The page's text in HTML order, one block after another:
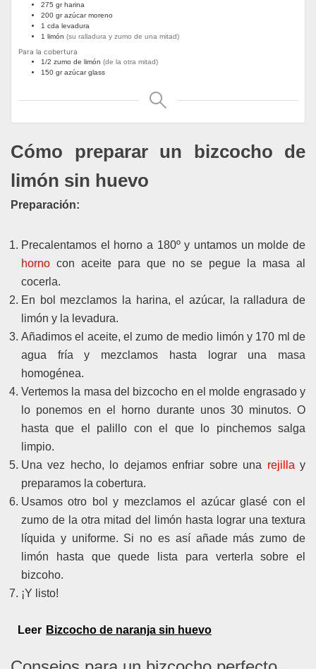
275 gr harina
200 gr azúcar moreno
1 cda levadura
1 limón (su ralladura y zumo de una mitad)
Para la cobertura
1/2 zumo de limón (de la otra mitad)
150 gr azúcar glass
Cómo preparar un bizcocho de
limón sin huevo
Preparación:
Precalentamos el horno a 180º y untamos un molde de
horno con aceite para que no se pegue la masa al
cocerla.
En bol mezclamos la harina, el azúcar, la ralladura de
limón y la levadura.
Añadimos el aceite, el zumo de medio limón y 170 ml de
agua fría y mezclamos hasta lograr una masa
homogénea.
Vertemos la masa del bizcocho en el molde engrasado y
lo ponemos en el horno durante unos 30 minutos. O
hasta que el palillo con el que lo pinchemos salga
limpio.
Una vez hecho, lo dejamos enfriar sobre una rejilla y
preparamos la cobertura.
Usamos otro bol y mezclamos el azúcar glasé con el
zumo de la otra mitad del limón hasta lograr una textura
líquida y uniforme. Si no es así añade más zumo de
limón hasta que quede lista para verterla sobre el
bizcoho.
¡Y listo!
Leer Bizcocho de naranja sin huevo